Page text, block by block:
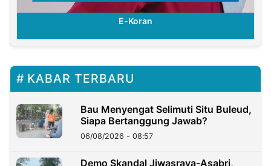
E-Koran
KABAR TERBARU
Bau Menyengat Selimuti Situ Buleud,
Siapa Bertanggung Jawab?
06/08/2026 - 08:57
Demo Skandal Jiwasraya-Asabri,